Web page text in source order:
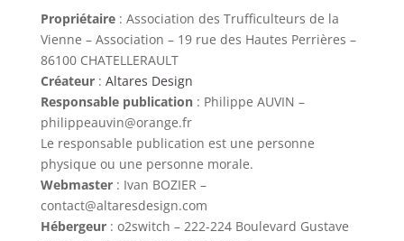
Propriétaire: Association des Trufficulteurs de la
Vienne – Association – 19 rue des Hautes Perrières –
86100 CHATELLERAULT
Créateur: Altares Design
Responsable publication: Philippe AUVIN –
philippeauvin@orange.fr
Le responsable publication est une personne
physique ou une personne morale.
Webmaster: Ivan BOZIER –
contact@altaresdesign.com
Hébergeur: o2switch – 222-224 Boulevard Gustave